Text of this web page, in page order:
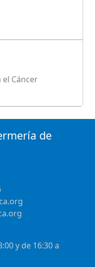
Cáncer
de
y de 16:30 a